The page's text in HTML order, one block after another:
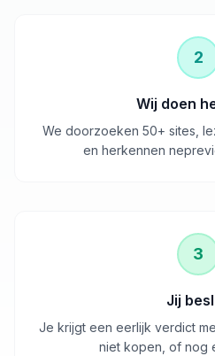
2
Wij doen
We doorzoeken 50+ sites,
en herkennen
3
Jij
Je krijgt een eerlijk verdict
niet kopen, of nog